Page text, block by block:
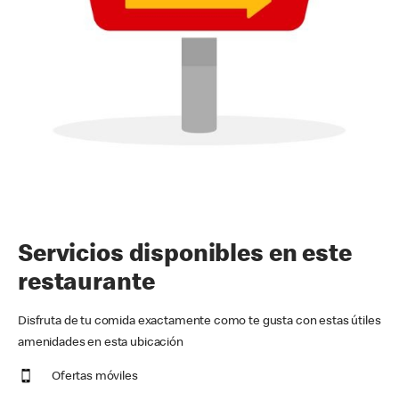
Servicios disponibles en este
restaurante
Disfruta de tu comida exactamente como te gusta con estas útiles
amenidades en esta ubicación
Ofertas móviles